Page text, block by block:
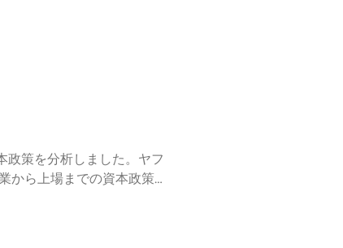
政策を分析しました。ヤフ
上高を10倍に成長 ・堀江さ